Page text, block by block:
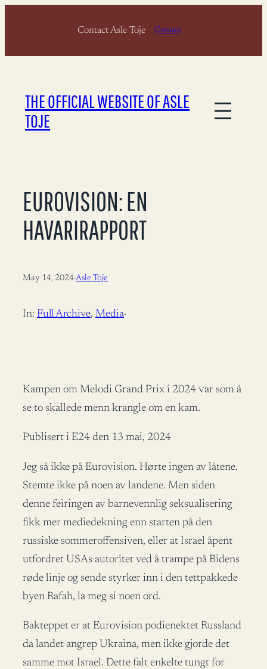
Contact Asle Toje Contact
THE OFFICIAL WEBSITE OF ASLE
TOJE
EUROVISION: EN
HAVARIRAPPORT
May 14, 2024·Asle Toje
In: Full Archive, Media·
Kampen om Melodi Grand Prix i 2024 var som å
se to skallede menn krangle om en kam.
Publisert i E24 den 13 mai, 2024
Jeg så ikke på Eurovision. Hørte ingen av låtene.
Stemte ikke på noen av landene. Men siden
denne feiringen av barnevennlig seksualisering
fikk mer mediedekning enn starten på den
russiske sommeroffensiven, eller at Israel åpent
utfordret USAs autoritet ved å trampe på Bidens
røde linje og sende styrker inn i den tettpakkede
byen Rafah, la meg si noen ord.
Bakteppet er at Eurovision podienektet Russland
da landet angrep Ukraina, men ikke gjorde det
samme mot Israel. Dette falt enkelte tungt for